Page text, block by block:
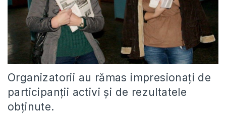
Organizatorii au rămas impresionați de
participanții activi și de rezultatele
obținute.